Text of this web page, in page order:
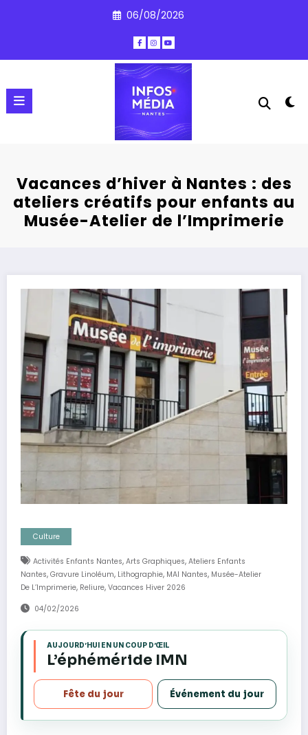
06/08/2026
Vacances d’hiver à Nantes : des
ateliers créatifs pour enfants au
Musée-Atelier de l’Imprimerie
Culture
Activités Enfants Nantes, Arts Graphiques, Ateliers Enfants
Nantes, Gravure Linoléum, Lithographie, MAI Nantes, Musée-Atelier
De L’Imprimerie, Reliure, Vacances Hiver 2026
04/02/2026
AUJOURD’HUI EN UN COUP D’ŒIL
L’éphéméride IMN
Fête du jour Événement du jour